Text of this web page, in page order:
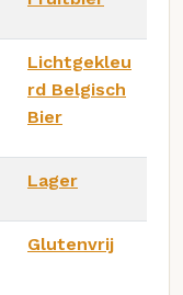
Lichtgekleu
rd Belgisch
Bier
Lager
Glutenvrij